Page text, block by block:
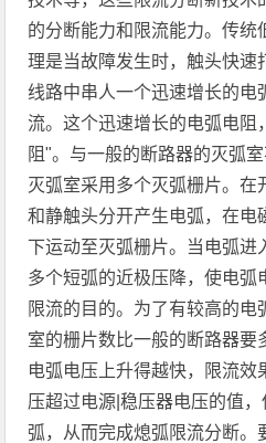
的分断能力和限流能力。传统
理是当故障发生时，触头快速
线路中串人一个迅速增长的电
流。这个迅速增长的电弧电阻
阻"。与一般的断路器的灭弧
灭弧室采用多个灭弧栅片。在
和静触头分开产生电弧，在电
下运动至灭弧栅片。当电弧进
多个短弧的近极压降，使电弧
限流的目的。为了有较高的电
室的栅片数比一般的断路器要
电弧电压上升得越快，限流效
压超过电源|稳压器电压的值
弧，从而完成熄弧限流分断。